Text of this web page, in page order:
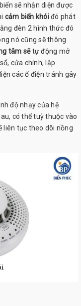
sẽ nhận diện được
cảm biến khóiđó phát
đèn 2 hình thức đó
nó cũng sẽ thông
tâm sẽtự động mở
cửa chính, lập
các ổ điện tránh gây
độ nhạy của hệ
có thể tuỳ thuộc vào
liên tục theo dõi nồng